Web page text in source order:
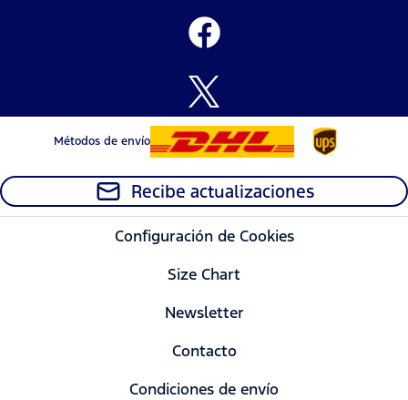
Métodos de envío
Recibe actualizaciones
Configuración de Cookies
Size Chart
Newsletter
Contacto
Condiciones de envío